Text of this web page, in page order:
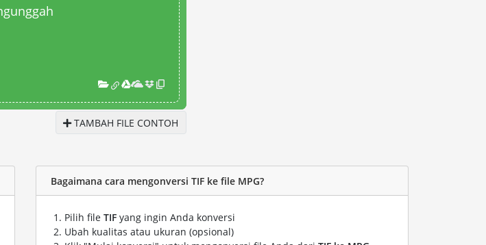
TAMBAH FILE CONTOH
Bagaimana cara mengonversi TIF ke file MPG?
Pilih file TIF yang ingin Anda konversi
Ubah kualitas atau ukuran (opsional)